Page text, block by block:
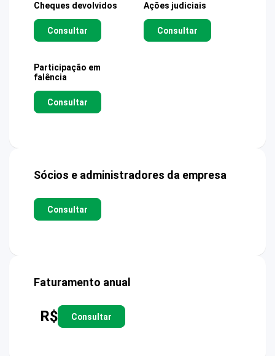
Cheques devolvidos
Consultar
Ações judiciais
Consultar
Participação em
falência
Consultar
Sócios e administradores da empresa
Consultar
Faturamento anual
R$ Consultar